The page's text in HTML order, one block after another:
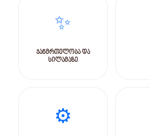
✨
ჯანმრთელობა და
სილამაზე
⚙️